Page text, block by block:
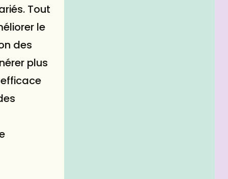
Tout
le
des
plus